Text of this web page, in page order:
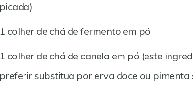
picada)
1 colher de chá de fermento em pó
1 colher de chá de canela em pó (este
preferir substitua por erva doce ou pimenta